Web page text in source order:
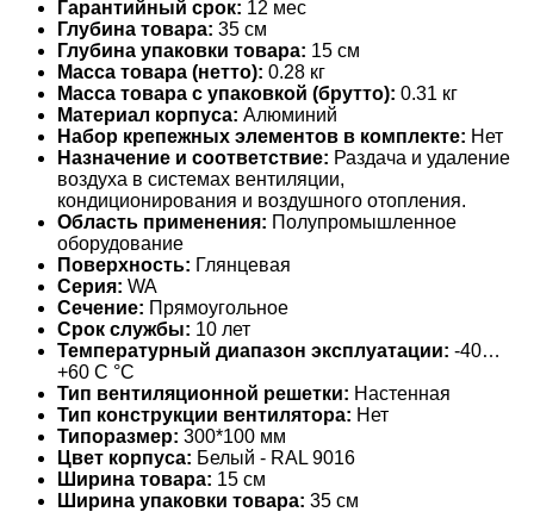
Гарантийный срок: 12 мес
Глубина товара: 35 см
Глубина упаковки товара: 15 см
Масса товара (нетто): 0.28 кг
Масса товара с упаковкой (брутто): 0.31 кг
Материал корпуса: Алюминий
Набор крепежных элементов в комплекте: Нет
Назначение и соответствие: Раздача и удаление
воздуха в системах вентиляции,
кондиционирования и воздушного отопления.
Область применения: Полупромышленное
оборудование
Поверхность: Глянцевая
Серия: WA
Сечение: Прямоугольное
Срок службы: 10 лет
Температурный диапазон эксплуатации: -40…
+60 С °С
Тип вентиляционной решетки: Настенная
Тип конструкции вентилятора: Нет
Типоразмер: 300*100 мм
Цвет корпуса: Белый - RAL 9016
Ширина товара: 15 см
Ширина упаковки товара: 35 см